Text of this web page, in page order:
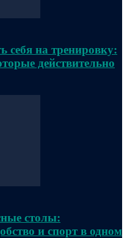
себя на тренировку:
действительно
столы:
и спорт в одном